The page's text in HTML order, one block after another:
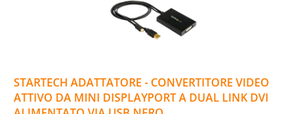
STARTECH ADATTATORE - CONVERTITORE VIDEO
ATTIVO DA MINI DISPLAYPORT A DUAL LINK DVI